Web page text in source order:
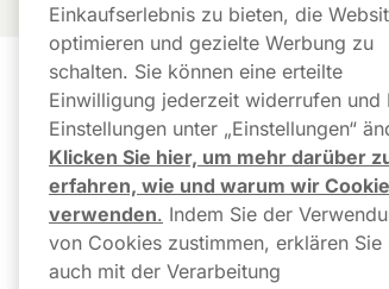
Kundendienst
Kundendienst
FAQ
Paketstatus &
Sendungsverfolgung
Links
Einkaufserlebnis zu bieten, die
optimieren und gezielte Werbung zu
schalten. Sie können eine erteilte
Einwilligung jederzeit widerrufen und
Einstellungen unter „Einstellungen“
Klicken Sie hier, um mehr darüber
erfahren, wie und warum wir
verwenden. Indem Sie der
von Cookies zustimmen, erklären Sie
auch mit der Verarbeitung